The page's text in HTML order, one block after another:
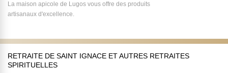
La maison apicole de Lugos vous offre des produits
artisanaux d'excellence.
RETRAITE DE SAINT IGNACE ET AUTRES RETRAITES
SPIRITUELLES